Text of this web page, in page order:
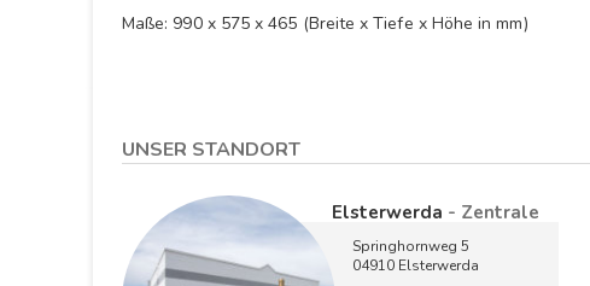
Maße: 990 x 575 x 465 (Breite x Tiefe x Höhe in mm)
UNSER STANDORT
Elsterwerda - Zentrale
Springhornweg 5
04910 Elsterwerda